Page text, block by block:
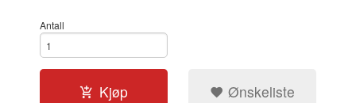
Antall
Kjøp Ønskeliste